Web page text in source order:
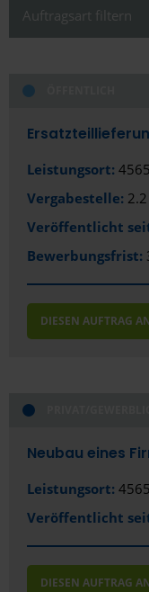
Alles anzeigen
Stadt
Recklinghausen
Bundesland
Auftragsart filtern
Alles anzeigen
Öffentlich
Privat/Gewerblich
Leistungsort:
Vergabestelle:
Veröffentlicht
Bewerbungsfrist:
DIESEN AUFTRAG
Neubau eines
Leistungsort:
Veröffentlicht
DIESEN AUFTRAG